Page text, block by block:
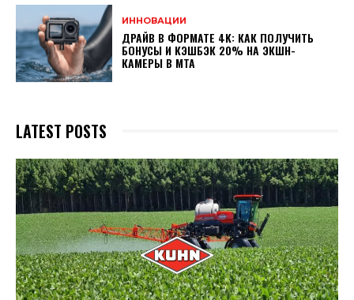
ИННОВАЦИИ
ДРАЙВ В ФОРМАТЕ 4K: КАК ПОЛУЧИТЬ
БОНУСЫ И КЭШБЭК 20% НА ЭКШН-
КАМЕРЫ В МТА
LATEST POSTS